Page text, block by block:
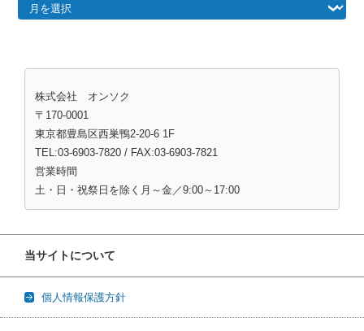
株式会社 オンソク
〒170-0001
東京都豊島区西巣鴨2-20-6 1F
TEL:03-6903-7820 / FAX:03-6903-7821
営業時間
土・日・祝祭日を除く月～金／9:00～17:00
当サイトについて
個人情報保護方針